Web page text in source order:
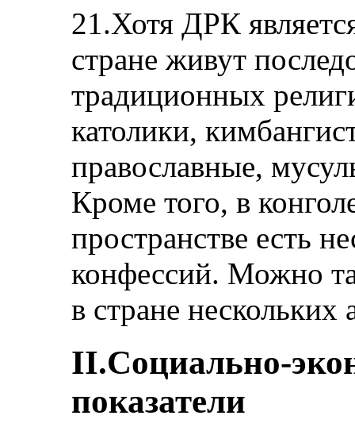
21.Хотя ДРК
стране живут
традиционных
католики,
православные,
Кроме того, в
пространстве есть
конфессий. Можно
в стране
II.Социально-
показатели